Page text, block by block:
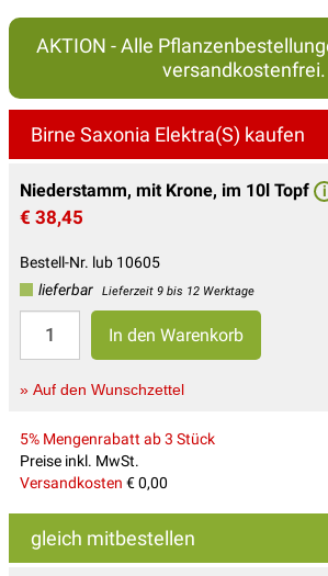
AKTION - Alle
versandkostenfrei.
Birne Saxonia Elektra(S) kaufen
Niederstamm, mit Krone, im 10l Topf i
€ 38,45
Bestell-Nr. lub 10605
lieferbar
Lieferzeit 9 bis 12 Werktage
» Auf den Wunschzettel
5% Mengenrabatt ab 3 Stück
Preise inkl. MwSt.
Versandkosten € 0,00
gleich mitbestellen